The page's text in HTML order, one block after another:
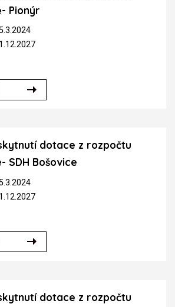
Pionýr
dotace z rozpočtu
SDH Bošovice
dotace z rozpočtu